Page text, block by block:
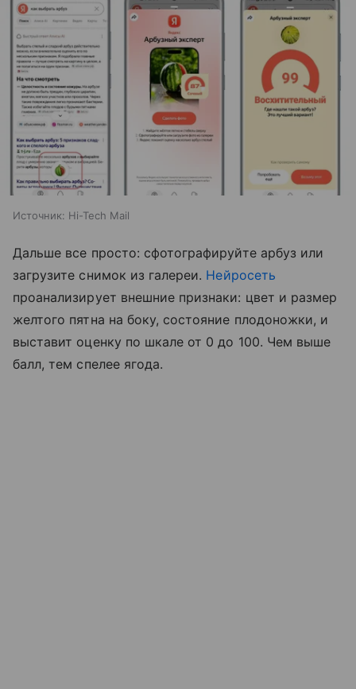
Источник: Hi-Tech Mail
Дальше все просто: сфотографируйте арбуз или
загрузите снимок из галереи. Нейросеть
проанализирует внешние признаки: цвет и размер
желтого пятна на боку, состояние плодоножки, и
выставит оценку по шкале от 0 до 100. Чем выше
балл, тем спелее ягода.